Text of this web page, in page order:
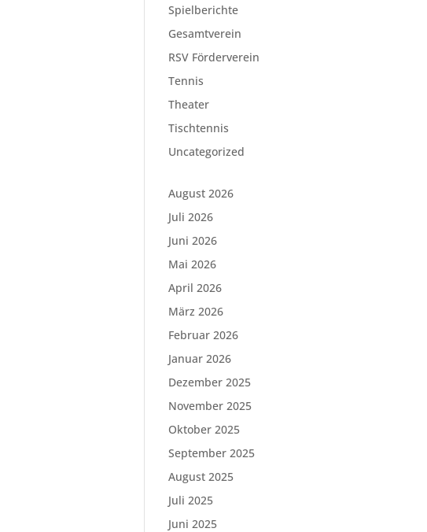
Spielberichte
Gesamtverein
RSV Förderverein
Tennis
Theater
Tischtennis
Uncategorized
August 2026
Juli 2026
Juni 2026
Mai 2026
April 2026
März 2026
Februar 2026
Januar 2026
Dezember 2025
November 2025
Oktober 2025
September 2025
August 2025
Juli 2025
Juni 2025